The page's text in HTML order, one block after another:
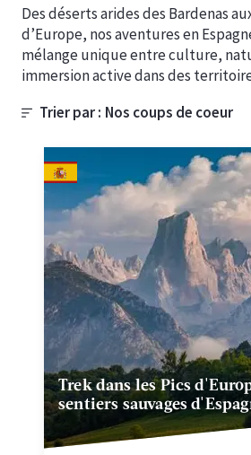
Des déserts arides des Bardenas
d’Europe, nos aventures en
mélange unique entre culture,
immersion active dans des
Trier par :
Trek dans les Pics
sentiers sauvages